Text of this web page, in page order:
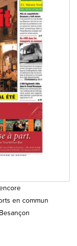
en commun